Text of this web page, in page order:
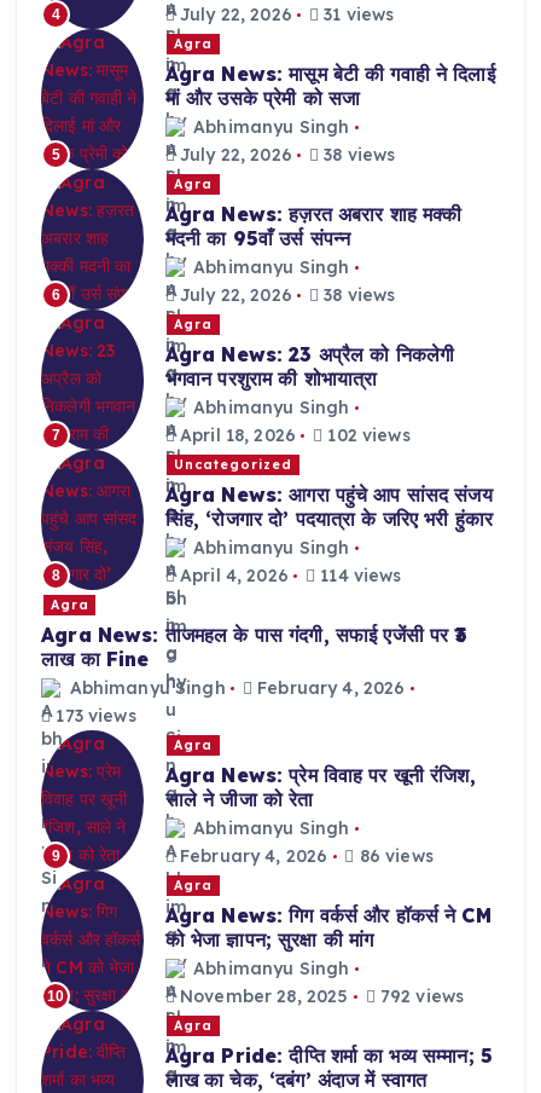
4
July 22, 2026
31 views
5
Agra
Agra News: मासूम बेटी की गवाही ने दिलाई
मां और उसके प्रेमी को सजा
Abhimanyu Singh
July 22, 2026
38 views
6
Agra
Agra News: हज़रत अबरार शाह मक्की
मदनी का 95वाँ उर्स संपन्न
Abhimanyu Singh
July 22, 2026
38 views
7
Agra
Agra News: 23 अप्रैल को निकलेगी
भगवान परशुराम की शोभायात्रा
Abhimanyu Singh
April 18, 2026
102 views
8
Uncategorized
Agra News: आगरा पहुंचे आप सांसद संजय
सिंह, ‘रोजगार दो’ पदयात्रा के जरिए भरी हुंकार
Abhimanyu Singh
April 4, 2026
114 views
Agra
Agra News: ताजमहल के पास गंदगी, सफाई एजेंसी पर ₹3
लाख का Fine
Abhimanyu Singh
February 4, 2026
173 views
9
Agra
Agra News: प्रेम विवाह पर खूनी रंजिश,
साले ने जीजा को रेता
Abhimanyu Singh
February 4, 2026
86 views
10
Agra
Agra News: गिग वर्कर्स और हॉकर्स ने CM
को भेजा ज्ञापन; सुरक्षा की मांग
Abhimanyu Singh
November 28, 2025
792 views
Agra
Agra Pride: दीप्ति शर्मा का भव्य सम्मान; 5
लाख का चेक, ‘दबंग’ अंदाज में स्वागत